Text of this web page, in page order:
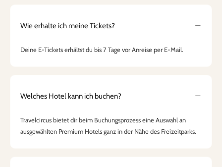
Wie erhalte ich meine Tickets?
Deine E-Tickets erhältst du bis 7 Tage vor Anreise per E-Mail.
Welches Hotel kann ich buchen?
Travelcircus bietet dir beim Buchungsprozess eine Auswahl an
ausgewählten Premium Hotels ganz in der Nähe des Freizeitparks.